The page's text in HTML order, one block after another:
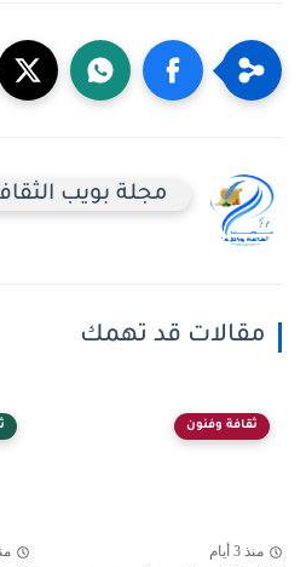
مجلة بويب
مقالات قد تهمك
ثقافة وفنون
منذ 3 أيام منذ